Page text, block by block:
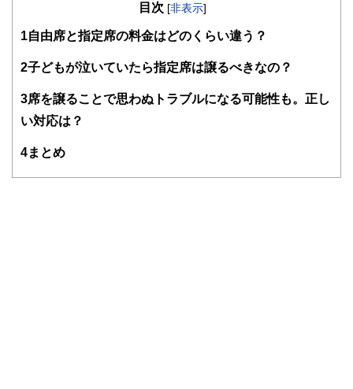
目次 [非表示]
1 自由席と指定席の料金はどのくらい違う？
2子どもが泣いていたら指定席は譲るべきなの？
3席を譲ることで思わぬトラブルになる可能性も。正し
い対応は？
4まとめ